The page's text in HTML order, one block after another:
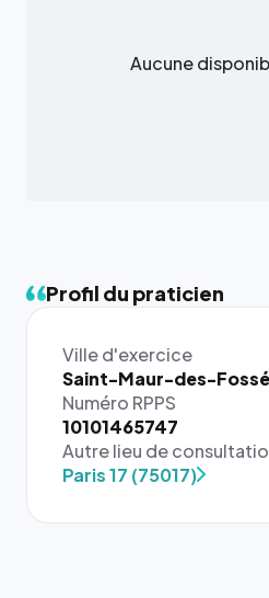
Aucune
Profil du praticien
Ville d'exercice
Saint-Maur-des-
Numéro RPPS
10101465747
Autre lieu de
Paris 17 (75017)
{# 40×40
: la taille
rendue par
`.profile-